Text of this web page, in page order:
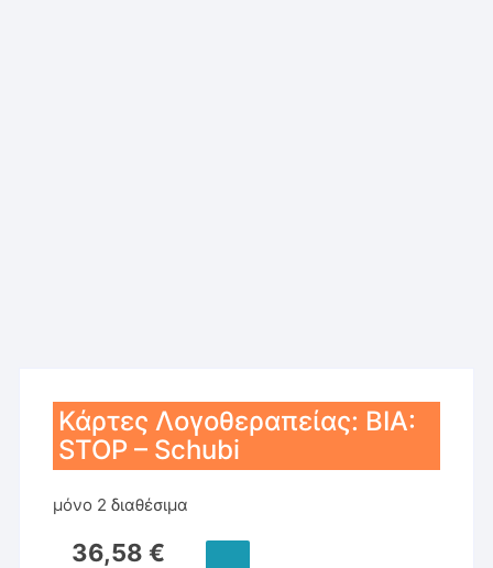
Κάρτες Λογοθεραπείας: ΒΙΑ:
STOP – Schubi
μόνο 2 διαθέσιμα
36,58€